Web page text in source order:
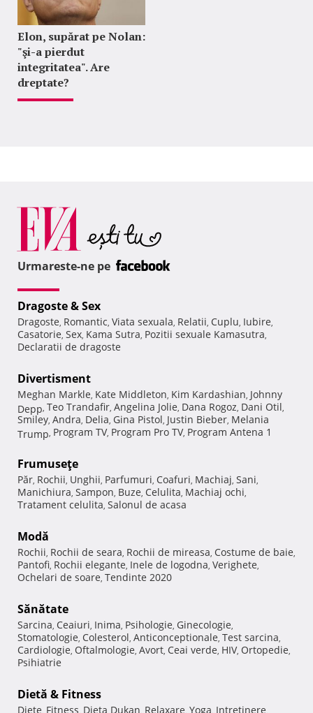
Elon, supărat pe Nolan:
"şi-a pierdut
integritatea". Are
dreptate?
Urmareste-ne pe
Dragoste & Sex
Dragoste, Romantic, Viata sexuala, Relatii, Cuplu, Iubire,
Casatorie, Sex, Kama Sutra, Pozitii sexuale Kamasutra,
Declaratii de dragoste
Divertisment
Meghan Markle, Kate Middleton, Kim Kardashian, Johnny
Depp, Teo Trandafir, Angelina Jolie, Dana Rogoz, Dani Otil,
Smiley, Andra, Delia, Gina Pistol, Justin Bieber, Melania
Trump, Program TV, Program Pro TV, Program Antena 1
Frumuseţe
Păr, Rochii, Unghii, Parfumuri, Coafuri, Machiaj, Sani,
Manichiura, Sampon, Buze, Celulita, Machiaj ochi,
Tratament celulita, Salonul de acasa
Modă
Rochii, Rochii de seara, Rochii de mireasa, Costume de baie,
Pantofi, Rochii elegante, Inele de logodna, Verighete,
Ochelari de soare, Tendinte 2020
Sănătate
Sarcina, Ceaiuri, Inima, Psihologie, Ginecologie,
Stomatologie, Colesterol, Anticonceptionale, Test sarcina,
Cardiologie, Oftalmologie, Avort, Ceai verde, HIV, Ortopedie,
Psihiatrie
Dietă & Fitness
Diete, Fitness, Dieta Dukan, Relaxare, Yoga, Intretinere,